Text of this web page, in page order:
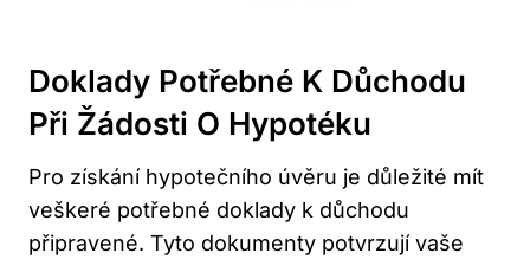
Doklady Potřebné K Důchodu
Při Žádosti O Hypotéku
Pro získání hypotečního úvěru je důležité mít
veškeré potřebné doklady k důchodu
připravené. Tyto dokumenty potvrzují vaše